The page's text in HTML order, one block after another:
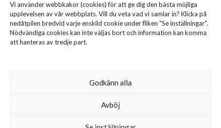
Vi använder webbkakor (cookies) för att ge dig den bästa möjliga
upplevelsen av vår webbplats. Vill du veta vad vi samlar in? Klicka på
nedåtpilen bredvid varje enskild cookie under fliken "Se inställningar".
Nödvändiga cookies kan inte väljas bort och information kan komma
att hanteras av tredje part.
Godkänn alla
Avböj
Sveavägen 155, 113 46 Stockholm
08 - 690 58 00
info@aldrecentrum.se
Talande webb
Personuppgiftspolicy